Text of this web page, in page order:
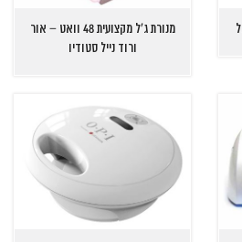
מנורת ג'ל מקצועית 48 וואט – אור
ורוד נייל סטודיו